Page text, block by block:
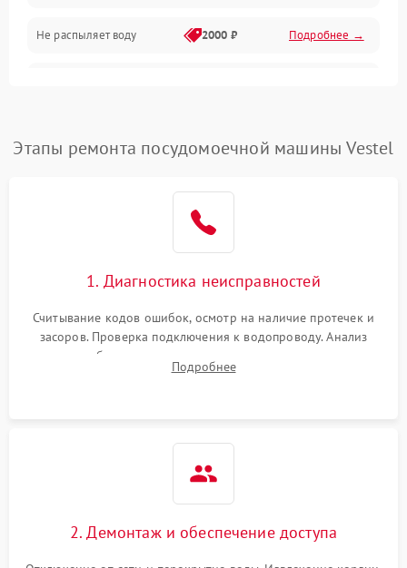
Программное обеспечение
Не распыляет воду 2000 ₽ Подробнее →
воды
1800 ₽ Подробнее →
Проблемы с
Этапы ремонта посудомоечной машины Vestel
1. Диагностика неисправностей
Считывание кодов ошибок, осмотр на наличие протечек и
засоров. Проверка подключения к водопроводу. Анализ
жалоб на отсутствие слива, нагрева, вращения
разбрызгивателей или срабатывание системы защиты
Подробнее
2. Демонтаж и обеспечение доступа